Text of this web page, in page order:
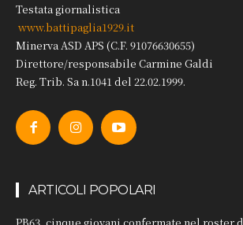
Testata giornalistica
www.battipaglia1929.it
Minerva ASD APS (C.F. 91076630655)
Direttore/responsabile Carmine Galdi
Reg. Trib. Sa n.1041 del 22.02.1999.
ARTICOLI POPOLARI